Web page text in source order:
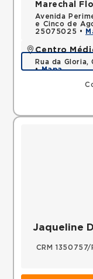
Marechal
Avenida
e Cinco de
25075025 •
Centro
Rua da Gloria,
•Mapa
Jaqueline
CRM 1350757/